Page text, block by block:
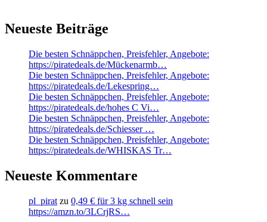
Neueste Beiträge
Die besten Schnäppchen, Preisfehler, Angebote:
https://piratedeals.de/Mückenarmb…
Die besten Schnäppchen, Preisfehler, Angebote:
https://piratedeals.de/Lekespring…
Die besten Schnäppchen, Preisfehler, Angebote:
https://piratedeals.de/hohes C Vi…
Die besten Schnäppchen, Preisfehler, Angebote:
https://piratedeals.de/Schiesser …
Die besten Schnäppchen, Preisfehler, Angebote:
https://piratedeals.de/WHISKAS Tr…
Neueste Kommentare
pl_pirat zu 0,49 € für 3 kg schnell sein
https://amzn.to/3LCrjRS…